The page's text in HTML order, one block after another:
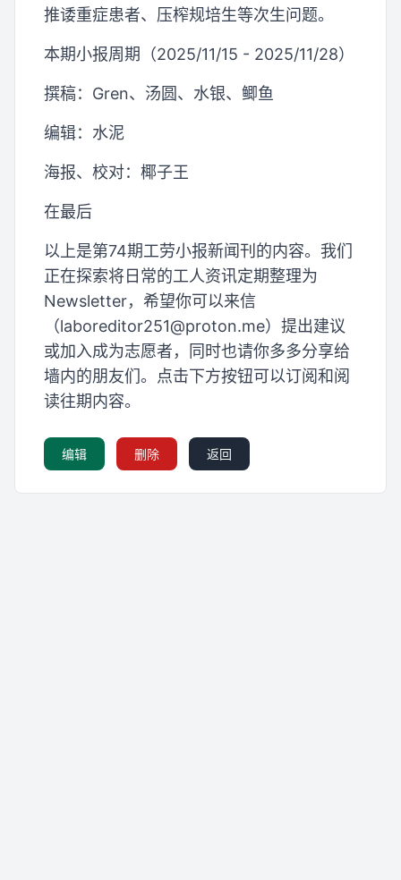
推诿重症患者、压榨规培生等次生问题。
本期小报周期（2025/11/15 - 2025/11/28）
撰稿：Gren、汤圆、水银、鲫鱼
编辑：水泥
海报、校对：椰子王
在最后
以上是第74期工劳小报新闻刊的内容。我们
正在探索将日常的工人资讯定期整理为
Newsletter，希望你可以来信
（laboreditor251@proton.me）提出建议
或加入成为志愿者，同时也请你多多分享给
墙内的朋友们。点击下方按钮可以订阅和阅
读往期内容。
编辑 删除 返回